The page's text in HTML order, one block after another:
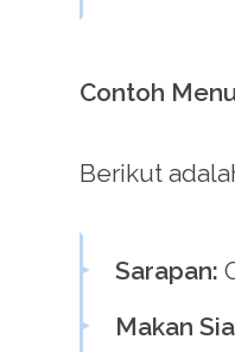
Contoh
Berikut
Sarapan:
Makan